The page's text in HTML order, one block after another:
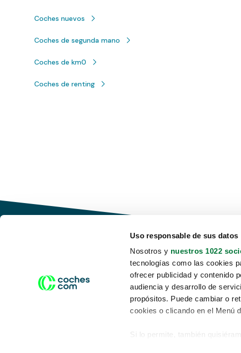
Uso responsable de sus datos
Nosotros y nuestros 1022
tecnologías como las cookies
ofrecer publicidad y contenido
audiencia y desarrollo de
propósitos. Puede cambiar o
cookies o clicando en el Menú
Si lo permite, también
Coches nuevos
Coches de segunda mano
Coches de km0
Coches de renting
Conduce tu futuro,
desata tu movilidad